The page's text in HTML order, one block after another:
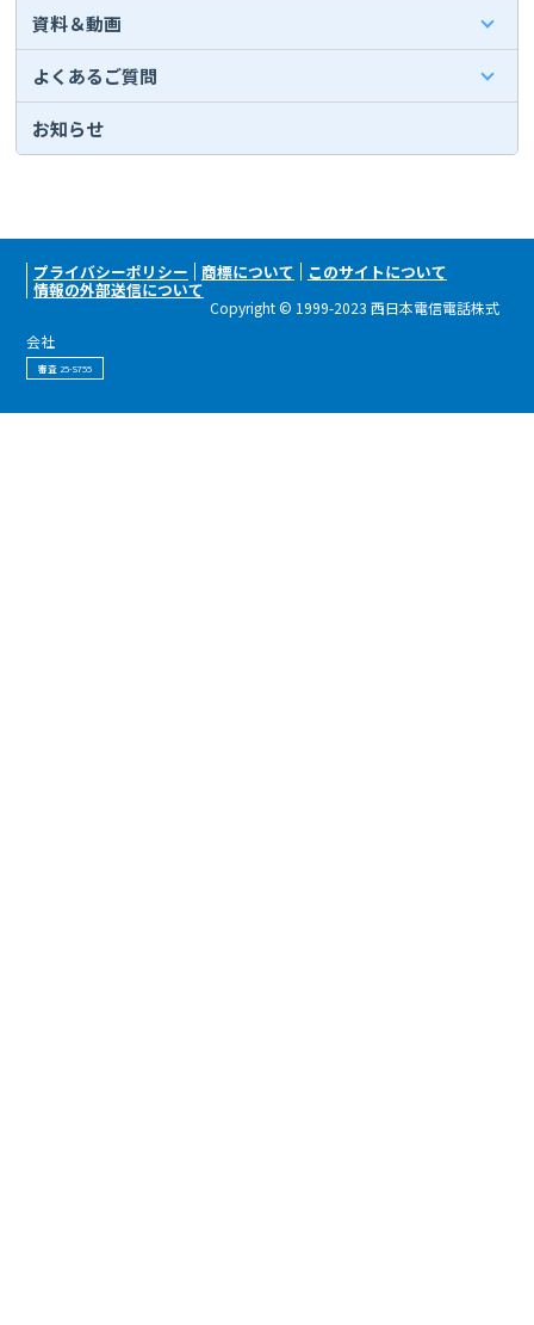
資料＆動画
よくあるご質問
お知らせ
プライバシーポリシー 商標について このサイトについて
情報の外部送信について
Copyright © 1999-2023 西日本電信電話株式
会社
審査 25-S755